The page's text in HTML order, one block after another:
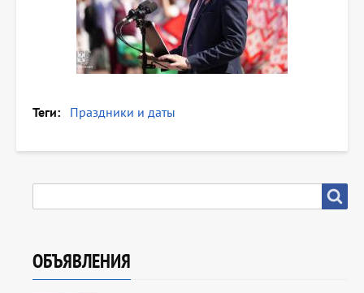
Теги Праздники и даты
ОБЪЯВЛЕНИЯ